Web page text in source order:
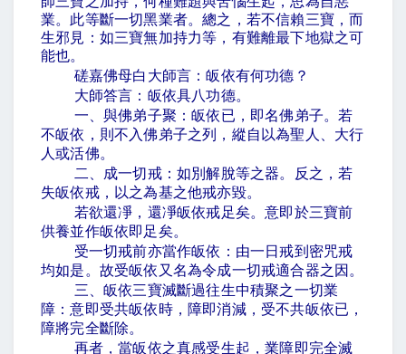
業。此等斷一切黑業者。總之，若不信賴三寶，而
生邪見：如三寶無加持力等，有難離最下地獄之可
能也。
磋嘉佛母白大師言：皈依有何功德？
大師答言：皈依具八功德。
一、與佛弟子聚：皈依已，即名佛弟子。若
不皈依，則不入佛弟子之列，縱自以為聖人、大行
人或活佛。
二、成一切戒：如別解脫等之器。反之，若
失皈依戒，以之為基之他戒亦毀。
若欲還凈，還凈皈依戒足矣。意即於三寶前
供養並作皈依即足矣。
受一切戒前亦當作皈依：由一日戒到密咒戒
均如是。故受皈依又名為令成一切戒適合器之因。
三、皈依三寶滅斷過往生中積聚之一切業
障：意即受共皈依時，障即消減，受不共皈依已，
障將完全斷除。
再者，當皈依之真感受生起，業障即完全滅